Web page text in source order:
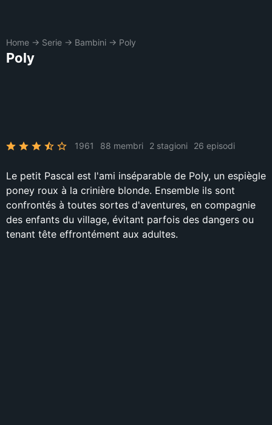
Home → Serie → Bambini → Poly
Poly
1961 88 membri 2 stagioni 26 episodi
Le petit Pascal est l'ami inséparable de Poly, un espiègle
poney roux à la crinière blonde. Ensemble ils sont
confrontés à toutes sortes d'aventures, en compagnie
des enfants du village, évitant parfois des dangers ou
tenant tête effrontément aux adultes.